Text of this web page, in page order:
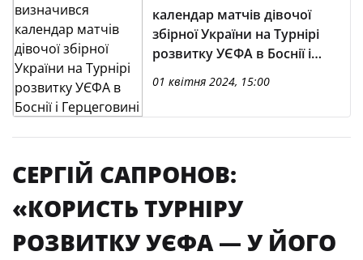
календар матчів дівочої
збірної України на Турнірі
розвитку УЄФА в Боснії і
Герцеговині
01 квітня 2024, 15:00
СЕРГІЙ САПРОНОВ:
«КОРИСТЬ ТУРНІРУ
РОЗВИТКУ УЄФА — У ЙОГО